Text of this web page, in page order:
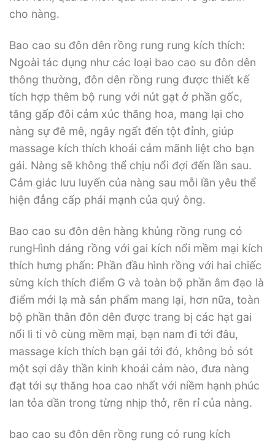
cho nàng.
Bao cao su đôn dên rồng rung rung kích thích:
Ngoài tác dụng như các loại bao cao su đôn dên
thông thường, đôn dên rồng rung được thiết kế
tích hợp thêm bộ rung với nút gạt ở phần gốc,
tăng gấp đôi cảm xúc thăng hoa, mang lại cho
nàng sự đê mê, ngây ngất đến tột đỉnh, giúp
massage kích thích khoái cảm mãnh liệt cho bạn
gái. Nàng sẽ không thể chịu nổi đợi đến lần sau.
Cảm giác lưu luyến của nàng sau mỗi lần yêu thể
hiện đẳng cấp phái mạnh của quý ông.
Bao cao su đôn dên hàng khủng rồng rung có
rungHình dáng rồng với gai kích nổi mềm mại kích
thích hưng phấn: Phần đầu hình rồng với hai chiếc
sừng kích thích điểm G và toàn bộ phần âm đạo là
điểm mới lạ mà sản phẩm mang lại, hơn nữa, toàn
bộ phần thân đôn dên được trang bị các hạt gai
nổi li ti vô cùng mềm mại, bạn nam đi tới đâu,
massage kích thích bạn gái tới đó, không bỏ sót
một sợi dây thần kinh khoái cảm nào, đưa nàng
đạt tới sự thăng hoa cao nhất với niềm hạnh phúc
lan tỏa dần trong từng nhịp thở, rên rỉ của nàng.
bao cao su đôn dên rồng rung có rung kích